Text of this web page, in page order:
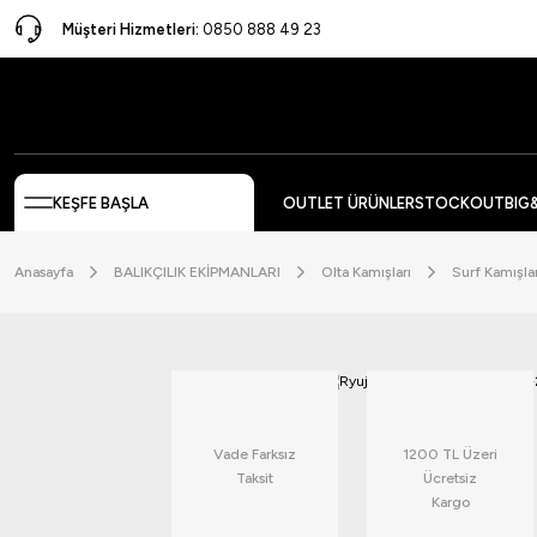
Müşteri Hizmetleri: 0850 888 49 23
KEŞFE BAŞLA OUTLET ÜRÜNLERSTOCKOUT
Anasayfa BALIKÇILIK EKİPMANLARI Olta Kamışları Surf
Vade Farksız
Taksit
1200 TL Üzeri
Ücretsiz
Kargo